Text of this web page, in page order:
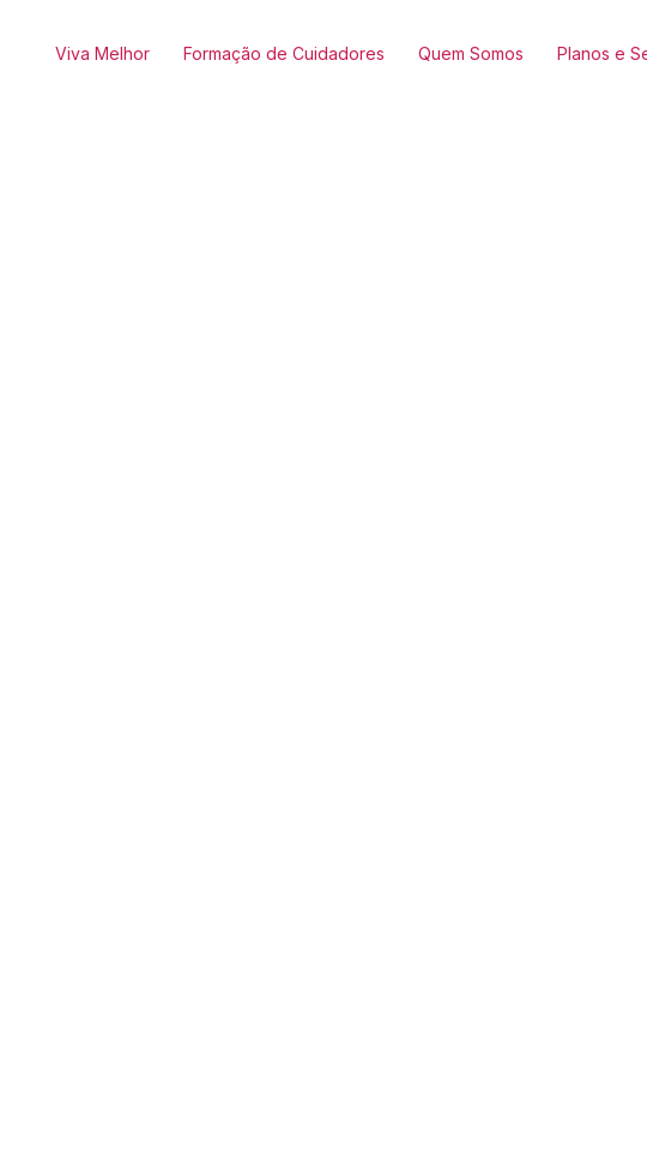
Viva Melhor Formação de Cuidadores Quem Somos Planos e